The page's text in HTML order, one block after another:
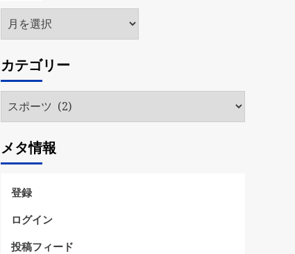
ア
ー
イ
ブ
カテゴリー
テ
リ
ー
メタ情報
登録
ログイン
投稿フィード